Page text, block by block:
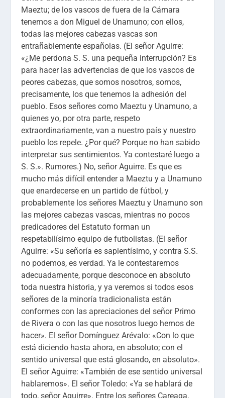
Maeztu; de los vascos de fuera de la Cámara
tenemos a don Miguel de Unamuno; con ellos,
todas las mejores cabezas vascas son
entrañablemente españolas. (El señor Aguirre:
«¿Me perdona S. S. una pequeña interrupción? Es
para hacer las advertencias de que los vascos de
peores cabezas, que somos nosotros, somos,
precisamente, los que tenemos la adhesión del
pueblo. Esos señores como Maeztu y Unamuno, a
quienes yo, por otra parte, respeto
extraordinariamente, van a nuestro país y nuestro
pueblo los repele. ¿Por qué? Porque no han sabido
interpretar sus sentimientos. Ya contestaré luego a
S. S.». Rumores.) No, señor Aguirre. Es que es
mucho más difícil entender a Maeztu y a Unamuno
que enardecerse en un partido de fútbol, y
probablemente los señores Maeztu y Unamuno son
las mejores cabezas vascas, mientras no pocos
predicadores del Estatuto forman un
respetabilísimo equipo de futbolistas. (El señor
Aguirre: «Su señoría es sapientísimo, y contra S.S.
no podemos, es verdad. Ya le contestaremos
adecuadamente, porque desconoce en absoluto
toda nuestra historia, y ya veremos si todos esos
señores de la minoría tradicionalista están
conformes con las apreciaciones del señor Primo
de Rivera o con las que nosotros luego hemos de
hacer». El señor Domínguez Arévalo: «Con lo que
está diciendo hasta ahora, en absoluto; con el
sentido universal que está glosando, en absoluto».
El señor Aguirre: «También de ese sentido universal
hablaremos». El señor Toledo: «Ya se hablará de
todo, señor Aguirre». Entre los señores Careaga,